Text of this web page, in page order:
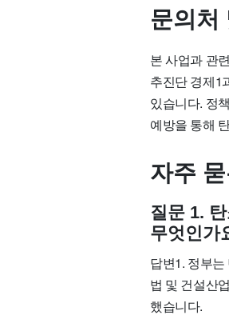
문의처
본 사업과 관
추진단 경제1
있습니다. 정
예방을 통해
자주
질문 1.
무엇인가
답변1. 정부
법 및 건설산
했습니다.